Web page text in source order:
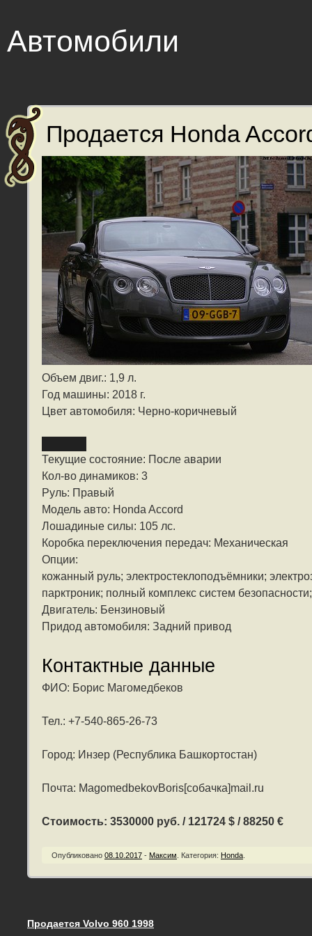
Автомобили
Продается Honda
Объем двиг.: 1,9 л.
Год машины: 2018 г.
Цвет автомобиля: Черно-коричневый
Текущие состояние: После аварии
Кол-во динамиков: 3
Руль: Правый
Модель авто: Honda Accord
Лошадиные силы: 105 лс.
Коробка переключения передач: Механическая
Опции:
кожанный руль; электростеклоподъёмники;
парктроник; полный комплекс систем безопасности;
Двигатель: Бензиновый
Придод автомобиля: Задний привод
Контактные данные
ФИО: Борис Магомедбеков
Тел.: +7-540-865-26-73
Город: Инзер (Республика Башкортостан)
Почта: MagomedbekovBoris[собачка]mail.ru
Стоимость: 3530000 руб. / 121724 $ / 88250 €
Опубликовано 08.10.2017 - Максим Категория: Honda
Продается Volvo 960 1998